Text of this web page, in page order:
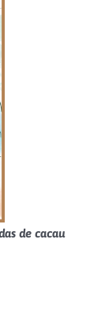
de cacau